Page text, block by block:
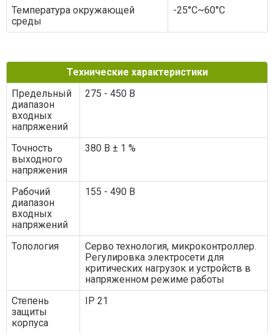
Температура окружающей
среды
-25°C~60°C
Технические характеристики
Предельный
диапазон
входных
напряжений
275 - 450 В
Точность
выходного
напряжения
380 В ± 1 %
Рабочий
диапазон
входных
напряжений
155 - 490 В
Топология
Серво технология, микроконтроллер.
Регулировка электросети для
критических нагрузок и устройств в
напряженном режиме работы
Степень
защиты
корпуса
IP 21